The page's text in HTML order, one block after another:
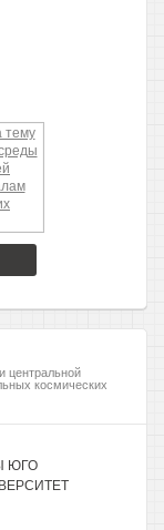
центральной
космических
ЮГО